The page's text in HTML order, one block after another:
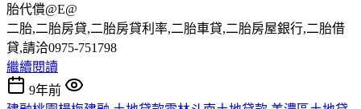
胎代償@E@
二胎,二胎房貸,二胎房貸利率,二胎車貸,二胎房屋銀行,二胎借
貸,請洽0975-751798
繼續閱讀
9年前